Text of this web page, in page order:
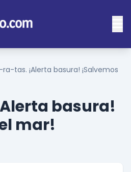
ra-tas. ¡Alerta basura! ¡Salvemos
basura!
mar!